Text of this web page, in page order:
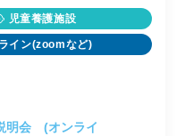
児童養護施設
イン(zoomなど)
明会 (オンライ